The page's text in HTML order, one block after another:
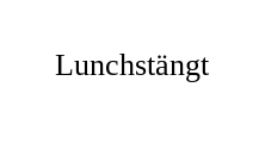
Lunchstängt